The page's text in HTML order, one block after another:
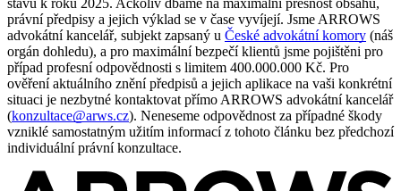
právní předpisy a jejich výklad se v čase vyvíjejí. Jsme ARROWS
advokátní kancelář, subjekt zapsaný u České advokátní komory (náš
orgán dohledu), a pro maximální bezpečí klientů jsme pojištěni pro
případ profesní odpovědnosti s limitem 400.000.000 Kč. Pro
ověření aktuálního znění předpisů a jejich aplikace na vaši konkrétní
situaci je nezbytné kontaktovat přímo ARROWS advokátní kancelář
(konzultace@arws.cz). Neneseme odpovědnost za případné škody
vzniklé samostatným užitím informací z tohoto článku bez předchozí
individuální právní konzultace.